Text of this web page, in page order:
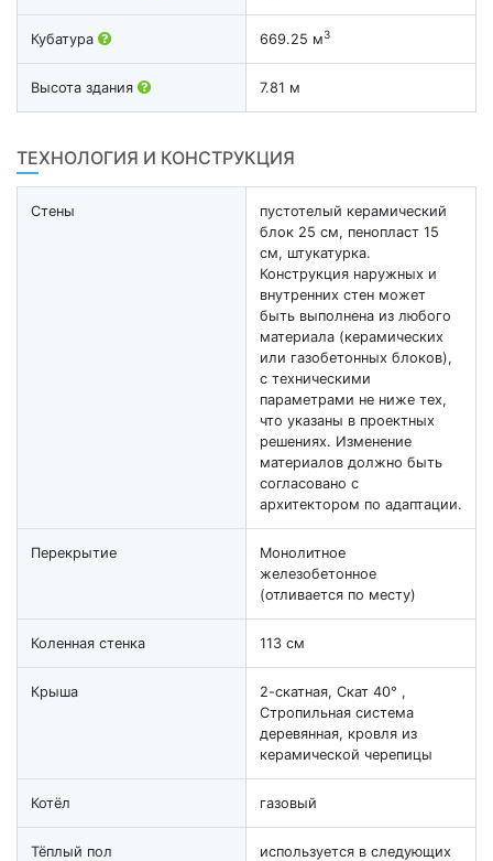
Кубатура 669.25 м3
Высота здания 7.81 м
ТЕХНОЛОГИЯ И КОНСТРУКЦИЯ
Стены
пустотелый керамический
блок 25 см, пенопласт 15
см, штукатурка.
Конструкция наружных и
внутренних стен может
быть выполнена из любого
материала (керамических
или газобетонных блоков),
с техническими
параметрами не ниже тех,
что указаны в проектных
решениях. Изменение
материалов должно быть
согласовано с
архитектором по адаптации.
Перекрытие
Монолитное
железобетонное
(отливается по месту)
Коленная стенка 113 см
Крыша
2-скатная, Скат 40° ,
Стропильная система
деревянная, кровля из
керамической черепицы
Котёл газовый
Тёплый пол
используется в следующих